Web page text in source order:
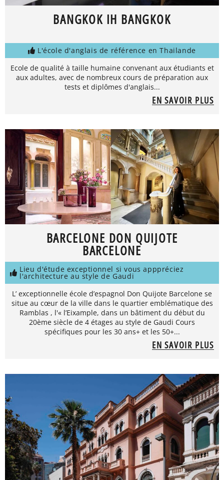
BANGKOK IH BANGKOK
L'école d'anglais de référence en Thailande
Ecole de qualité à taille humaine convenant aux étudiants et
aux adultes, avec de nombreux cours de préparation aux
tests et diplômes d'anglais...
EN SAVOIR PLUS
BARCELONE DON QUIJOTE
BARCELONE
Lieu d'étude exceptionnel si vous apppréciez
l'architecture au style de Gaudi
L’ exceptionnelle école d’espagnol Don Quijote Barcelone se
situe au cœur de la ville dans le quartier emblématique des
Ramblas , l'« l’Eixample, dans un bâtiment du début du
20ème siècle de 4 étages au style de Gaudi Cours
spécifiques pour les 30 ans+ et les 50+...
EN SAVOIR PLUS